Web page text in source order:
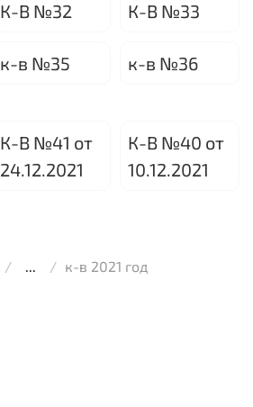
К-В №32 К-В №33
к-в №35 к-в №36
К-В №41 от
24.12.2021
К-В №40 от
10.12.2021
к-в 2021 год